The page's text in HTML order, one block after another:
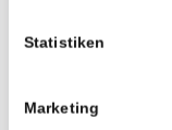
Statistiken
Marketing